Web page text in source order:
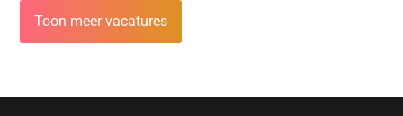
Toon meer vacatures